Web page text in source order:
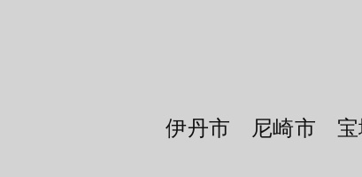
伊丹市 尼崎市